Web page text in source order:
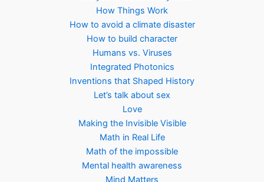
How Things Work
How to avoid a climate disaster
How to build character
Humans vs. Viruses
Integrated Photonics
Inventions that Shaped History
Let’s talk about sex
Love
Making the Invisible Visible
Math in Real Life
Math of the impossible
Mental health awareness
Mind Matters